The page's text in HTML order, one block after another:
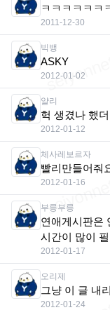
ㅋㅋㅋㅋㅋㅋ
2011-12-30
빅뱅
ASKY
2012-01-02
얄리
헉 생겼나 했
2012-01-12
체사레보르자
빨리만들어줘
2012-01-16
부릉부릉
연애게시판은
시간이 많이
2012-01-17
오리제
그냥 이 글 내
2012-01-24